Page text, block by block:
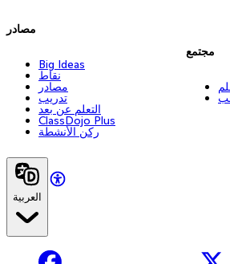
مصادر
Big Ideas
نقاط
مصادر
تدريب
التعلم عن بعد
ClassDojo Plus
ركن الأنشطة
مجتمع
العربية
Facebook X